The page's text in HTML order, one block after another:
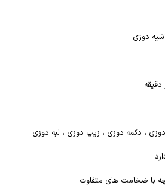
، دکمه دوزی ، زیپ دوزی ، لبه دوزی
با ضخامت های متفاوت